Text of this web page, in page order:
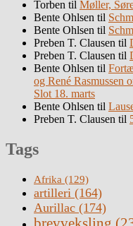
Torben til Møller,
Bente Ohlsen til
Bente Ohlsen til
Preben T. Clausen til
Preben T. Clausen til
Bente Ohlsen til
og René Rasmussen
Slot 18. marts
Bente Ohlsen til
Preben T. Clausen til
Tags
Afrika (129)
artilleri (164)
Aurillac (174)